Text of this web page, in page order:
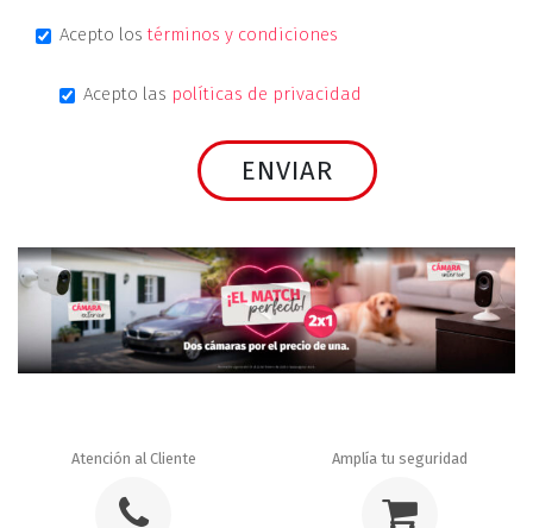
Acepto lostérminos y condiciones
Acepto las políticas de privacidad
Atención al Cliente Amplía tu seguridad